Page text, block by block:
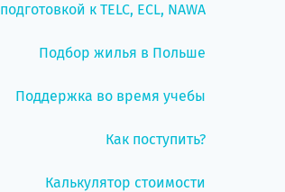
подготовкой к TELC, ECL, NAWA
Подбор жилья в Польше
Поддержка во время учебы
Как поступить?
Калькулятор стоимости